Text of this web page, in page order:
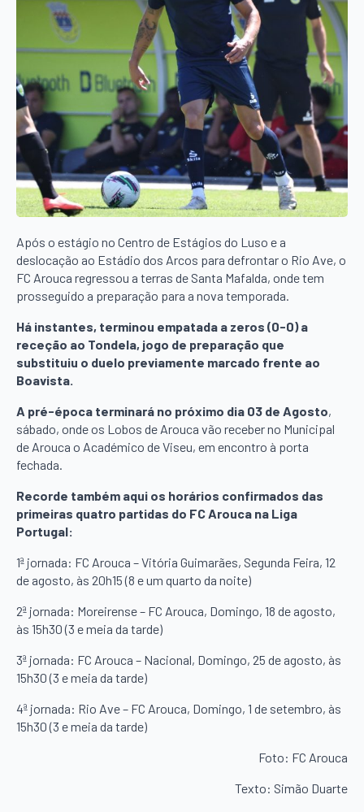
Após o estágio no Centro de Estágios do Luso e a
deslocação ao Estádio dos Arcos para defrontar o Rio Ave, o
FC Arouca regressou a terras de Santa Mafalda, onde tem
prosseguido a preparação para a nova temporada.
Há instantes, terminou empatada a zeros (0-0) a
receção ao Tondela, jogo de preparação que
substituiu o duelo previamente marcado frente ao
Boavista.
A pré-época terminará no próximo dia 03 de Agosto,
sábado, onde os Lobos de Arouca vão receber no Municipal
de Arouca o Académico de Viseu, em encontro à porta
fechada.
Recorde também aqui os horários confirmados das
primeiras quatro partidas do FC Arouca na Liga
Portugal:
1ª jornada: FC Arouca – Vitória Guimarães, Segunda Feira, 12
de agosto, às 20h15 (8 e um quarto da noite)
2ª jornada: Moreirense – FC Arouca, Domingo, 18 de agosto,
às 15h30 (3 e meia da tarde)
3ª jornada: FC Arouca – Nacional, Domingo, 25 de agosto, às
15h30 (3 e meia da tarde)
4ª jornada: Rio Ave – FC Arouca, Domingo, 1 de setembro, às
15h30 (3 e meia da tarde)
Foto: FC Arouca
Texto: Simão Duarte